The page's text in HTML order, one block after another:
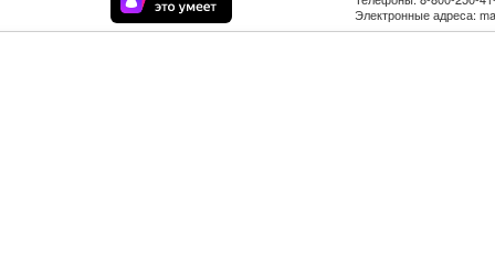
Электронные адреса: